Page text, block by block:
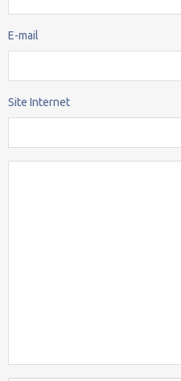
E-mail
Site Internet